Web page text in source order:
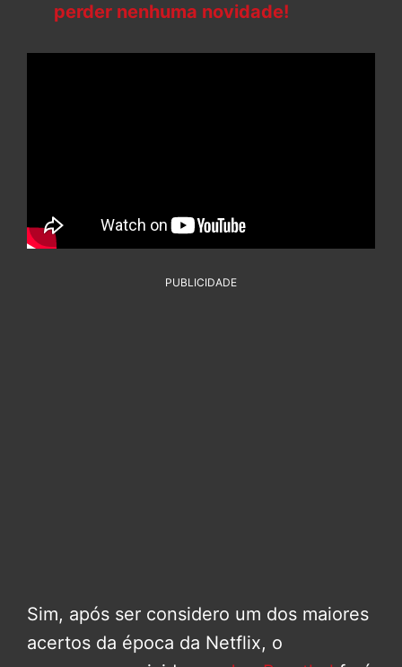
perder nenhuma novidade!
PUBLICIDADE
Sim, após ser considero um dos maiores
acertos da época da Netflix, o